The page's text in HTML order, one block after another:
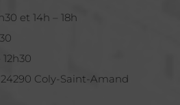
et 14h – 18h
Coly-Saint-Amand